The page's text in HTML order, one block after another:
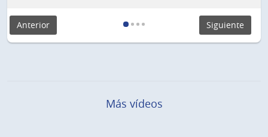
Anterior Siguiente
Más vídeos